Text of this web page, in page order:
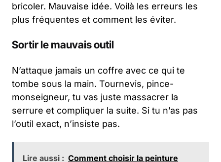
bricoler. Mauvaise idée. Voilà les erreurs les
plus fréquentes et comment les éviter.
Sortir le mauvais outil
N’attaque jamais un coffre avec ce qui te
tombe sous la main. Tournevis, pince-
monseigneur, tu vas juste massacrer la
serrure et compliquer la suite. Si tu n’as pas
l’outil exact, n’insiste pas.
Lire aussi : Comment choisir la peinture